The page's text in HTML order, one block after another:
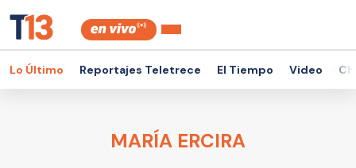
Lo Último Reportajes Teletrece El Tiempo Video
MARÍA ERCIRA